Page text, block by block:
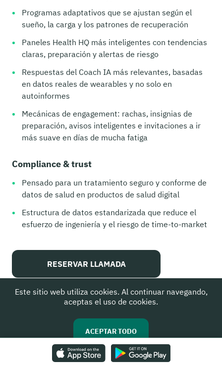
Programas adaptativos que se ajustan según el
sueño, la carga y los patrones de recuperación
Paneles Health HQ más inteligentes con tendencias
claras, preparación y alertas de riesgo
Respuestas del Coach IA más relevantes, basadas
en datos reales de wearables y no solo en
autoinformes
Mecánicas de engagement: rachas, insignias de
preparación, avisos inteligentes e invitaciones a ir
más suave en días de mucha fatiga
Compliance & trust
Pensado para un tratamiento seguro y conforme de
datos de salud en productos de salud digital
Estructura de datos estandarizada que reduce el
esfuerzo de ingeniería y el riesgo de time-to-market
RESERVAR LLAMADA
ROOK is a product of ROOK Connect / tryrook.io, our wearable data
Este sitio web utiliza cookies. Al continuar navegando,
aceptas el uso de cookies.
ACEPTAR TODO